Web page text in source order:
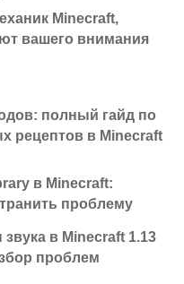
Minecraft,
вашего внимания
полный гайд по
рецептов в Minecraft
в Minecraft:
проблему
в Minecraft 1.13
проблем